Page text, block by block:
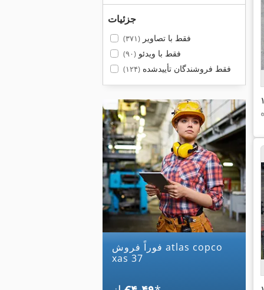
جزئیات
فقط با تصاویر(۳۷۱)
فقط با ویدئو(۹۰)
فقط فروشندگان تأییدشده(۱۲۴)
فوراً فروش atlas copco
xas 37